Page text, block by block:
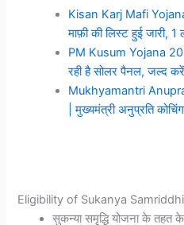
Kisan Karj Mafi
माफ़ी की लिस्ट हुई जारी,
PM Kusum Yojana
रही है सोलर पैनल, जल्द
Mukhyamantri
| मुख्यमंत्री अनुप्रति
Eligibility of Sukanya
सुकन्या समृद्धि योजना के तहत